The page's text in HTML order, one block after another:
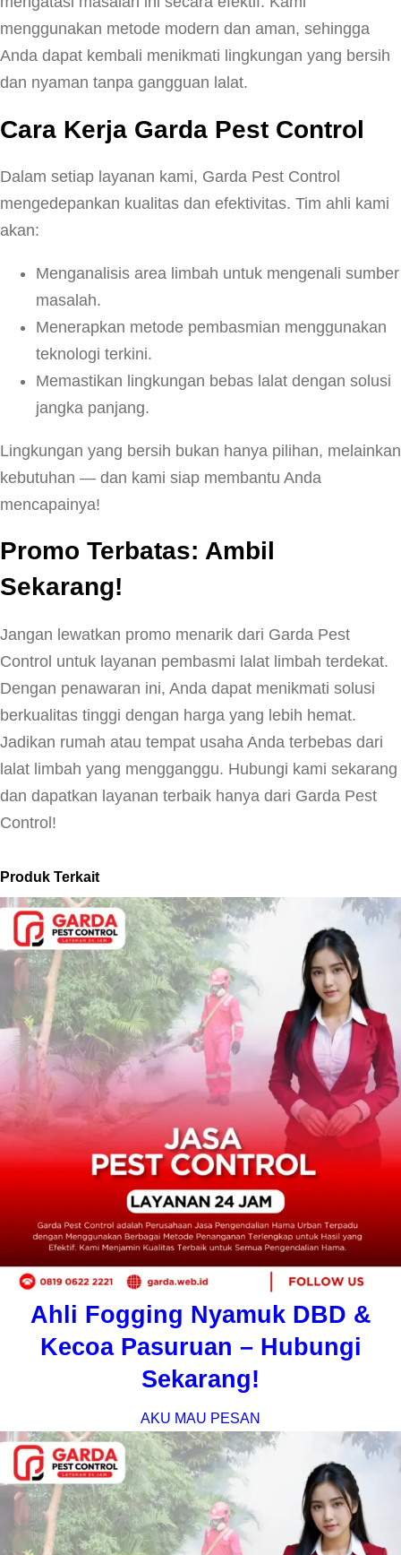
menggunakan metode modern dan aman, sehingga
Anda dapat kembali menikmati lingkungan yang bersih
dan nyaman tanpa gangguan lalat.
Cara Kerja Garda Pest Control
Dalam setiap layanan kami, Garda Pest Control
mengedepankan kualitas dan efektivitas. Tim ahli kami
akan:
Menganalisis area limbah untuk mengenali sumber
masalah.
Menerapkan metode pembasmian menggunakan
teknologi terkini.
Memastikan lingkungan bebas lalat dengan solusi
jangka panjang.
Lingkungan yang bersih bukan hanya pilihan, melainkan
kebutuhan — dan kami siap membantu Anda
mencapainya!
Promo Terbatas: Ambil
Sekarang!
Jangan lewatkan promo menarik dari Garda Pest
Control untuk layanan pembasmi lalat limbah terdekat.
Dengan penawaran ini, Anda dapat menikmati solusi
berkualitas tinggi dengan harga yang lebih hemat.
Jadikan rumah atau tempat usaha Anda terbebas dari
lalat limbah yang mengganggu. Hubungi kami sekarang
dan dapatkan layanan terbaik hanya dari Garda Pest
Control!
Produk Terkait
Ahli Fogging Nyamuk DBD &
Kecoa Pasuruan – Hubungi
Sekarang!
AKU MAU PESAN